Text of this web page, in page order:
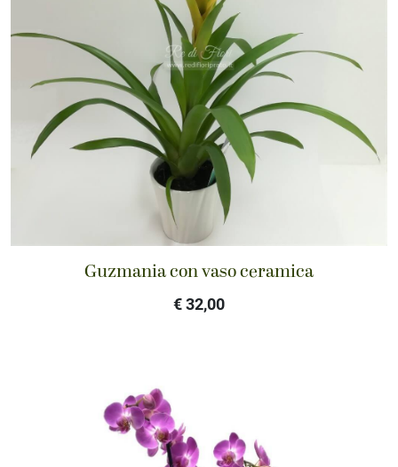
Guzmania con vaso ceramica
€ 32,00